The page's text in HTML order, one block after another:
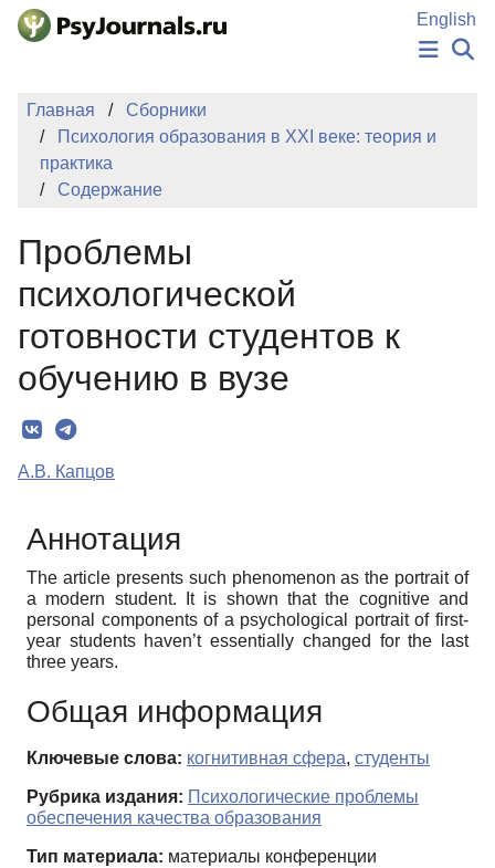
Перейти к основному содержанию
English
НОВОСТИ
ИЗДАНИЯ
Регистрация
Главная
Сборники
Психология образования в XXI веке: теория и
практика
Содержание
Проблемы
психологической
готовности студентов к
обучению в вузе
А.В. Капцов
Аннотация
The article presents such phenomenon as the portrait of
a modern student. It is shown that the cognitive and
personal components of a psychological portrait of first-
year students haven’t essentially changed for the last
three years.
Общая информация
Ключевые слова: когнитивная сфера, студенты
Рубрика издания: Психологические проблемы
обеспечения качества образования
Тип материала: материалы конференции